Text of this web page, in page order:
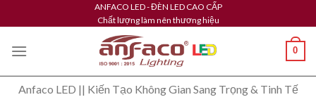
to
content
ANFACO LED - ĐÈN LED CAO CẤP
Chất lượng làm nên thương hiệu
0
Anfaco LED || Kiến Tạo Không Gian Sang Trọng & Tinh Tế